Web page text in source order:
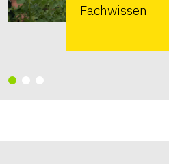
Fachwissen